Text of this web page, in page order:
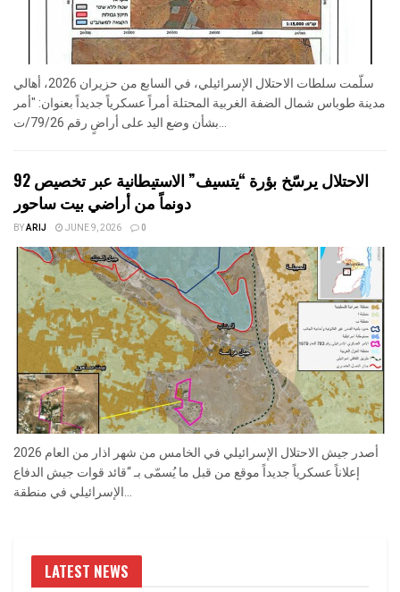
سلّمت سلطات الاحتلال الإسرائيلي، في السابع من حزيران 2026، أهالي
مدينة طوباس شمال الضفة الغربية المحتلة أمراً عسكرياً جديداً بعنوان: "أمر
الاحتلال يرسّخ بؤرة “يتسيف” الاستيطانية عبر تخصيص 92
دونماً من أراضي بيت ساحور
BYARIJ JUNE 9, 2026 0
أصدر جيش الاحتلال الإسرائيلي في الخامس من شهر اذار من العام 2026
إعلاناً عسكرياً جديداً موقع من قبل ما يُسمّى بـ “قائد قوات جيش الدفاع
LATEST NEWS